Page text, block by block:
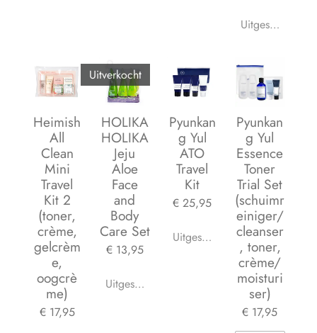
Uitgeschakeld
Heimish
All
Clean
Mini
Travel
Kit 2
(toner,
crème,
gelcrèm
e,
oogcrè
me)
€ 17,95
Uitverkocht
HOLIKA
HOLIKA
Jeju
Aloe
Face
and
Body
Care Set
€ 13,95
Uitgeschakeld
Pyunkan
g Yul
ATO
Travel
Kit
€ 25,95
Uitgeschakeld
Pyunkan
g Yul
Essence
Toner
Trial Set
(schuimr
einiger/
cleanser
, toner,
crème/
moisturi
ser)
€ 17,95